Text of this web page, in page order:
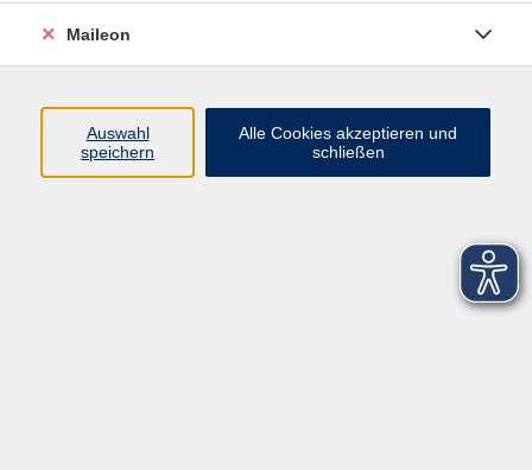
Maileon
Auswahl
speichern
Alle Cookies akzeptieren und
schließen